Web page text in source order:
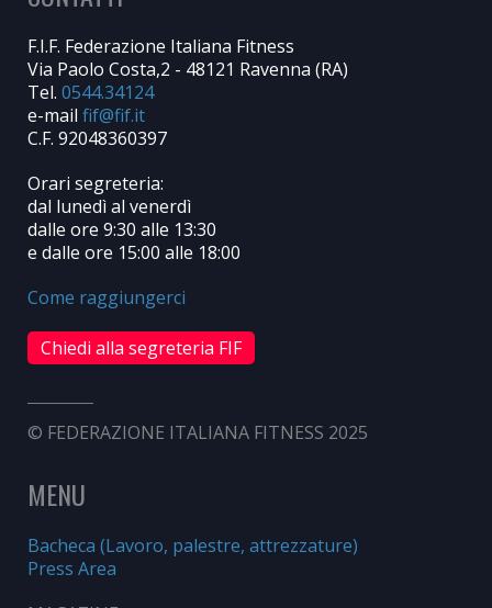
F.I.F. Federazione Italiana Fitness
Via Paolo Costa,2 - 48121 Ravenna (RA)
Tel. 0544.34124
e-mail
C.F. 92048360397
Orari segreteria:
dal lunedì al venerdì
dalle ore 9:30 alle 13:30
e dalle ore 15:00 alle 18:00
Come raggiungerci
Chiedi alla segreteria FIF
© FEDERAZIONE ITALIANA FITNESS 2025
MENU
Bacheca (Lavoro, palestre, attrezzature)
Press Area